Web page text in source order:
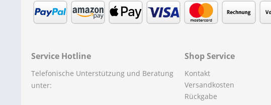
Service Hotline
Telefonische Unterstützung und Beratung
unter:
Shop Service
Kontakt
Versandkosten
Rückgabe